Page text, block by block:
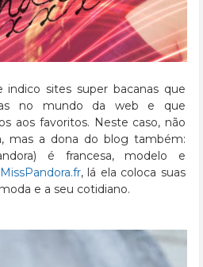
sites super bacanas que
no mundo da web e que
aos favoritos. Neste caso, não
mas a dona do blog também:
é francesa, modelo e
MissPandora.fr, lá ela coloca suas
e a seu cotidiano.